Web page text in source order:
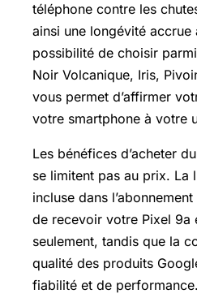
téléphone contre les
ainsi une longévité
possibilité de choisir
Noir Volcanique, Iris,
vous permet d’affirmer
votre smartphone à votre
Les bénéfices d’acheter
se limitent pas au prix. La
incluse dans
de recevoir votre Pixel 9a
seulement, tandis que la
qualité des produits
fiabilité et de